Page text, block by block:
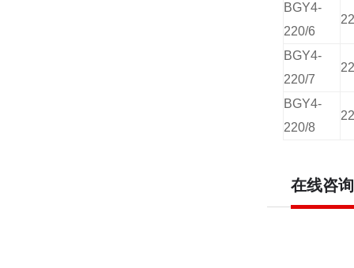
BGY4-
220/6
BGY4-
220/7
BGY4-
220/8
在线咨询